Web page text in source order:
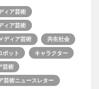
ィア芸術
ィア芸術
ディア芸術 共生社会
ボット キャラクター
芸術
芸術ニュースレター